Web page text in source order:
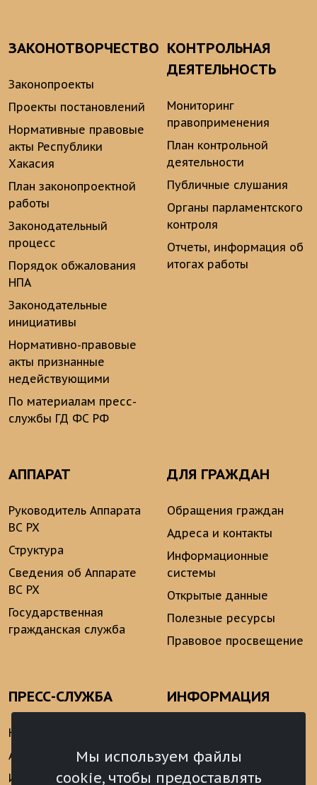
Мы используем файлы
cookie, чтобы предоставлять
ЗАКОНОТВОРЧЕСТВО
Законопроекты
Проекты постановлений
Нормативные правовые
акты Республики
Хакасия
План законопроектной
работы
Законодательный
процесс
Порядок обжалования
НПА
Законодательные
инициативы
Нормативно-правовые
акты признанные
недействующими
По материалам пресс-
службы ГД ФС РФ
КОНТРОЛЬНАЯ
ДЕЯТЕЛЬНОСТЬ
Мониторинг
правоприменения
План контрольной
деятельности
Публичные слушания
Органы парламентского
контроля
Отчеты, информация об
итогах работы
АППАРАТ
Руководитель Аппарата
ВС РХ
Структура
Сведения об Аппарате
ВС РХ
Государственная
гражданская служба
ДЛЯ ГРАЖДАН
Обращения граждан
Адреса и контакты
Информационные
системы
Открытые данные
Полезные ресурсы
Правовое просвещение
ПРЕСС-СЛУЖБА
Новости
Анонсы
Интервью
ИНФОРМАЦИЯ
аналитические
материалы